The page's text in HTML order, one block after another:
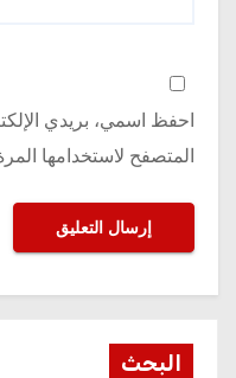
احفظ اسمي، بريدي
المتصفح لاستخدامها
البحث